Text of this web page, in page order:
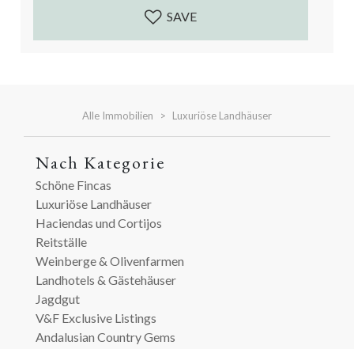
Gibraltar und Afrika verleihen einen andalusischen
Zauber. Die doppelt verglasten Fenster, das
SAVE
Alle Immobilien Luxuriöse Landhäuser
Nach Kategorie
Schöne Fincas
Luxuriöse Landhäuser
Haciendas und Cortijos
Reitställe
Weinberge & Olivenfarmen
Landhotels & Gästehäuser
Jagdgut
V&F Exclusive Listings
Andalusian Country Gems